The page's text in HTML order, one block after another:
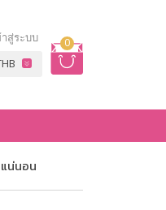
0
าสู่ระบบ
น่นอน